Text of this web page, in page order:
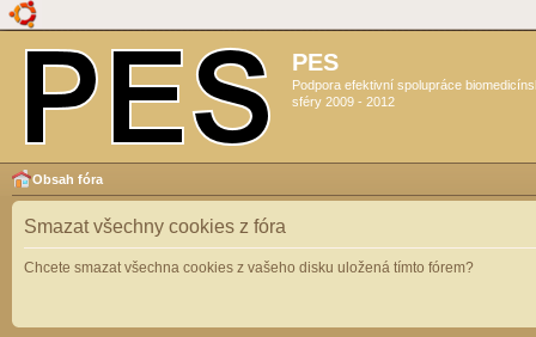
PES
Podpora efektivní spolupráce
sféry 2009 - 2012
Obsah fóra
Smazat všechny cookies z fóra
Chcete smazat všechna cookies z vašeho disku uložená tímto fórem?